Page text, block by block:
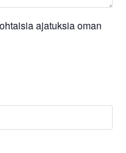
ajatuksia oman